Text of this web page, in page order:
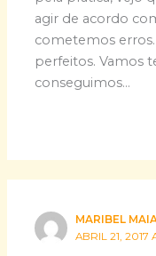
agir de acordo
cometemos
perfeitos. Vamos
conseguimos…
MARIBEL
ABRIL 21, 2017